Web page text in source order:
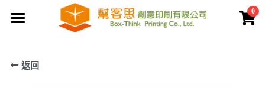
0
關於幫客思
返回
×
商品分類
夾鏈袋